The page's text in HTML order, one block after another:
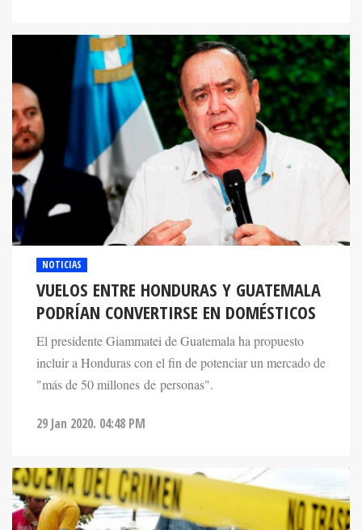
NOTICIAS
VUELOS ENTRE HONDURAS Y GUATEMALA
PODRÍAN CONVERTIRSE EN DOMÉSTICOS
El presidente Giammatei de Guatemala ha propuesto
incluir a Honduras con el fin de potenciar un mercado de
"más de 50 millones de personas".
29 Jan 2020. 04:48 PM